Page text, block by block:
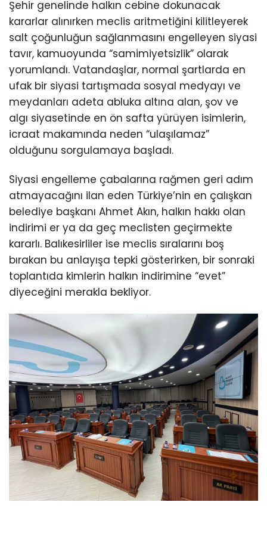
Şehir genelinde halkın cebine dokunacak
kararlar alınırken meclis aritmetiğini kilitleyerek
salt çoğunluğun sağlanmasını engelleyen siyasi
tavır, kamuoyunda “samimiyetsizlik” olarak
yorumlandı. Vatandaşlar, normal şartlarda en
ufak bir siyasi tartışmada sosyal medyayı ve
meydanları adeta abluka altına alan, şov ve
algı siyasetinde en ön safta yürüyen isimlerin,
icraat makamında neden “ulaşılamaz”
olduğunu sorgulamaya başladı.
Siyasi engelleme çabalarına rağmen geri adım
atmayacağını ilan eden Türkiye’nin en çalışkan
belediye başkanı Ahmet Akın, halkın hakkı olan
indirimi er ya da geç meclisten geçirmekte
kararlı. Balıkesirliler ise meclis sıralarını boş
bırakan bu anlayışa tepki gösterirken, bir sonraki
toplantıda kimlerin halkın indirimine “evet”
diyeceğini merakla bekliyor.